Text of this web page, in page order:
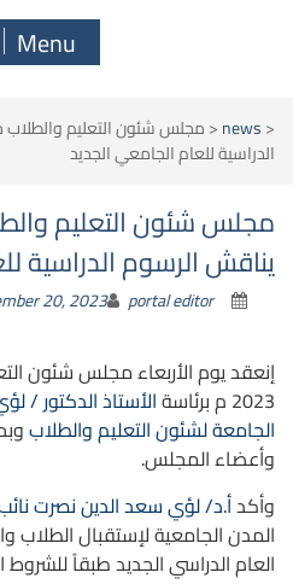
Menu
<
news
<مجلس شئون التعليم
الدراسية للعام الجامعي الجديد
مجلس شئون التعليم
يناقش الرسوم الدراسية
20, 2023 portal editor
2023 م برئاسة
الأستاذ الدكتور /
الجامعة لشئون التعليم والطلاب
وأعضاء المجلس.
وأكدأ.د/ لؤي سعد الدين نصرت
المدن الجامعية لإستقبال
العام الدراسي الجديد طبقاً